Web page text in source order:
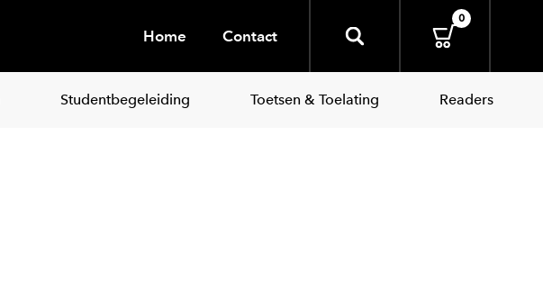
Home Contact
0
Studentbegeleiding Toetsen & Toelating Readers